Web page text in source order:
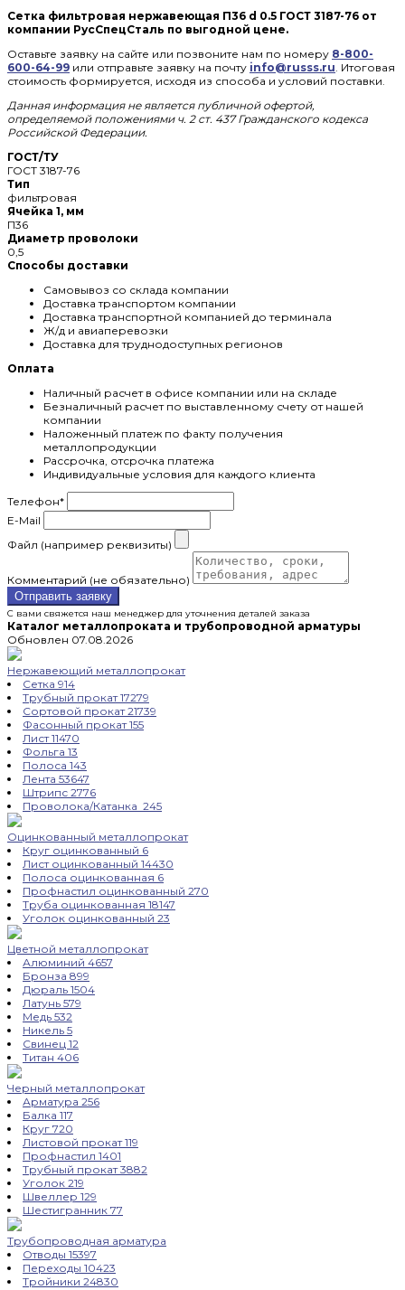
Сетка фильтровая нержавеющая П36 d 0.5 ГОСТ 3187-76 от
компании РусСпецСталь по выгодной цене.
Оставьте заявку на сайте или позвоните нам по номеру 8-800-
600-64-99 или отправьте заявку на почту info@russs.ru. Итоговая
стоимость формируется, исходя из способа и условий поставки.
Данная информация не является публичной офертой,
определяемой положениями ч. 2 ст. 437 Гражданского кодекса
Российской Федерации.
ГОСТ/ТУ
ГОСТ 3187-76
Тип
фильтровая
Ячейка 1, мм
П36
Диаметр проволоки
0,5
Способы доставки
Самовывоз со склада компании
Доставка транспортом компании
Доставка транспортной компанией до терминала
Ж/д и авиаперевозки
Доставка для труднодоступных регионов
Оплата
Наличный расчет в офисе компании или на складе
Безналичный расчет по выставленному счету от нашей
компании
Наложенный платеж по факту получения
металлопродукции
Рассрочка, отсрочка платежа
Индивидуальные условия для каждого клиента
Телефон*
E-Mail
Файл (например реквизиты)
Комментарий (не обязательно)
Отправить заявку
С вами свяжется наш менеджер для уточнения деталей заказа
Каталог металлопроката и трубопроводной арматуры
Обновлен 07.08.2026
Нержавеющий металлопрокат
Сетка 914
Трубный прокат17279
Сортовой прокат21739
Фасонный прокат155
Лист11470
Фольга 13
Полоса 143
Лента 53647
Штрипс 2776
Проволока/Катанка 245
Оцинкованный металлопрокат
Круг оцинкованный 6
Лист оцинкованный 14430
Полоса оцинкованная 6
Профнастил оцинкованный 270
Труба оцинкованная 18147
Уголок оцинкованный 23
Цветной металлопрокат
Алюминий 4657
Бронза 899
Дюраль 1504
Латунь 579
Медь 532
Никель 5
Свинец 12
Титан 406
Черный металлопрокат
Арматура 256
Балка 117
Круг 720
Листовой прокат119
Профнастил 1401
Трубный прокат3882
Уголок 219
Швеллер 129
Шестигранник 77
Трубопроводная арматура
Отводы 15397
Переходы 10423
Тройники 24830